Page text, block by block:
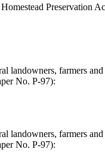
Preservation
landowners, farmers and
No. P-97):
landowners, farmers and
No. P-97):